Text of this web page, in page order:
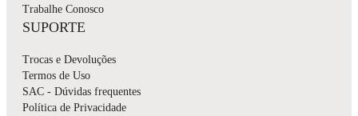
Trabalhe Conosco
SUPORTE
Trocas e Devoluções
Termos de Uso
SAC - Dúvidas frequentes
Política de Privacidade